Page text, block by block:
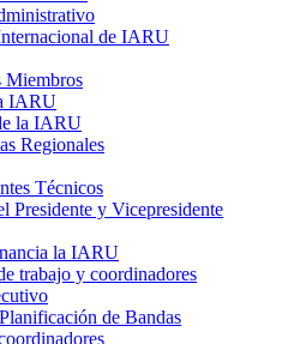
de IARU
Miembros
IARU
la IARU
Regionales
Técnicos
Presidente y Vicepresidente
la IARU
trabajo y coordinadores
de Bandas